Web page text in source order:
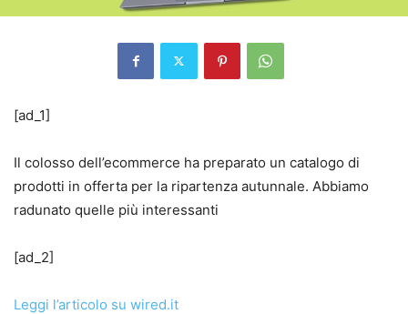
[ad_1]
Il colosso dell’ecommerce ha preparato un catalogo di
prodotti in offerta per la ripartenza autunnale. Abbiamo
radunato quelle più interessanti
[ad_2]
Leggi l’articolo su wired.it